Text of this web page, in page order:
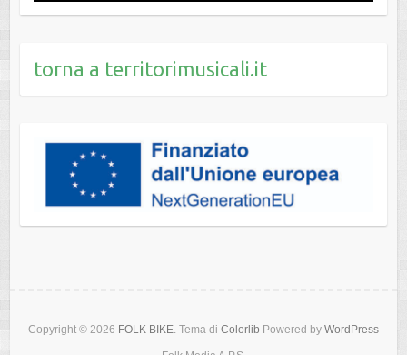
torna a territorimusicali.it
Copyright © 2026 FOLK BIKE. Tema di Colorlib Powered by WordPress